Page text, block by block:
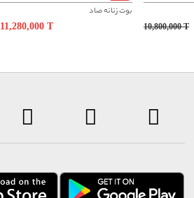
بوت زنانه صاد
11,280,000 T 10,800,000T